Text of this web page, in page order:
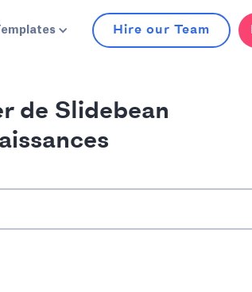
Hire our Team
de Slidebean